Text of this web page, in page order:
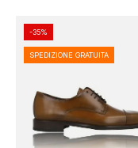
-35%
SPEDIZIONE GRATUITA